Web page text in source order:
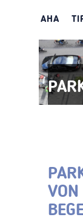
AHA
VON